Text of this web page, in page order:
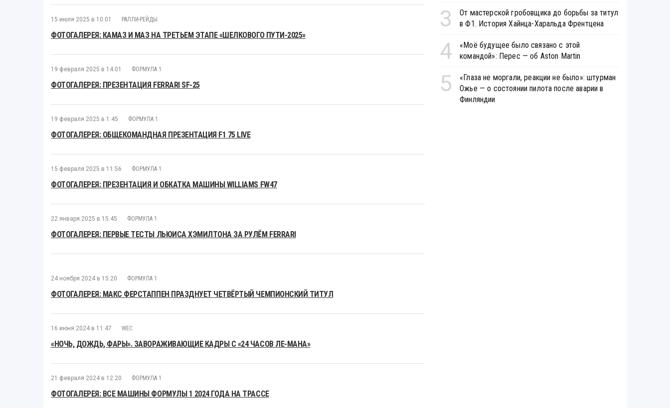
15 июля 2025 в 10:01 РАЛЛИ-РЕЙДЫ
ФОТОГАЛЕРЕЯ: КАМАЗ И МАЗ НА ТРЕТЬЕМ ЭТАПЕ «ШЕЛКОВОГО ПУТИ-2025»
19 февраля 2025 в 14:01 ФОРМУЛА 1
ФОТОГАЛЕРЕЯ: ПРЕЗЕНТАЦИЯ FERRARI SF-25
19 февраля 2025 в 1:45 ФОРМУЛА 1
ФОТОГАЛЕРЕЯ: ОБЩЕКОМАНДНАЯ ПРЕЗЕНТАЦИЯ F1 75 LIVE
15 февраля 2025 в 11:56 ФОРМУЛА 1
ФОТОГАЛЕРЕЯ: ПРЕЗЕНТАЦИЯ И ОБКАТКА МАШИНЫ WILLIAMS FW47
22 января 2025 в 15:45 ФОРМУЛА 1
ФОТОГАЛЕРЕЯ: ПЕРВЫЕ ТЕСТЫ ЛЬЮИСА ХЭМИЛТОНА ЗА РУЛЁМ FERRARI
24 ноября 2024 в 15:20 ФОРМУЛА 1
ФОТОГАЛЕРЕЯ: МАКС ФЕРСТАППЕН ПРАЗДНУЕТ ЧЕТВЁРТЫЙ ЧЕМПИОНСКИЙ ТИТУЛ
16 июня 2024 в 11:47 WEC
«НОЧЬ, ДОЖДЬ, ФАРЫ». ЗАВОРАЖИВАЮЩИЕ КАДРЫ С «24 ЧАСОВ ЛЕ-МАНА»
21 февраля 2024 в 12:20 ФОРМУЛА 1
ФОТОГАЛЕРЕЯ: ВСЕ МАШИНЫ ФОРМУЛЫ 1 2024 ГОДА НА ТРАССЕ
3
От мастерской гробовщика до борьбы за титул
в Ф1. История Хайнца-Харальда Френтцена
4
«Моё будущее было связано с этой
командой»: Перес — об Aston Martin
5
«Глаза не моргали, реакции не было»: штурман
Ожье — о состоянии пилота после аварии в
Финляндии